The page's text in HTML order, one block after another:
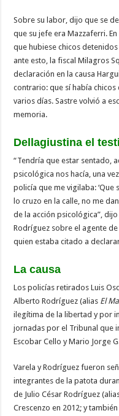
Sobre su labor, dijo que se
que su jefe era Mazzaferri.
que hubiese chicos
ante esto, la fiscal Milagros
declaración en la causa
contrario: que sí había chicos
varios días. Sastre volvió a
memoria.
Dellagiustina el
“Tendría que estar sentado,
psicológica nos hacía, una
policía que me vigilaba: ‘Que
lo cruzo en la calle, no me
de la acción psicológica”,
Rodríguez sobre el agente
quien estaba citado a
La causa
Los policías retirados Luis
Alberto Rodríguez (alias El
ilegítima de la libertad y por
jornadas por el Tribunal que
Escobar Cello y Mario Jorge
Varela y Rodríguez fueron
integrantes de la patota
de Julio César Rodríguez
Crescenzo en 2012; y